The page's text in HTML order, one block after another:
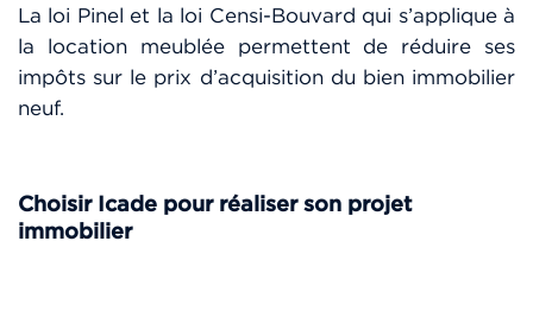
La loi Pinel et la loi Censi-Bouvard qui s’applique à
la location meublée permettent de réduire ses
impôts sur le prix d’acquisition du bien immobilier
neuf.
Choisir Icade pour réaliser son projet
immobilier